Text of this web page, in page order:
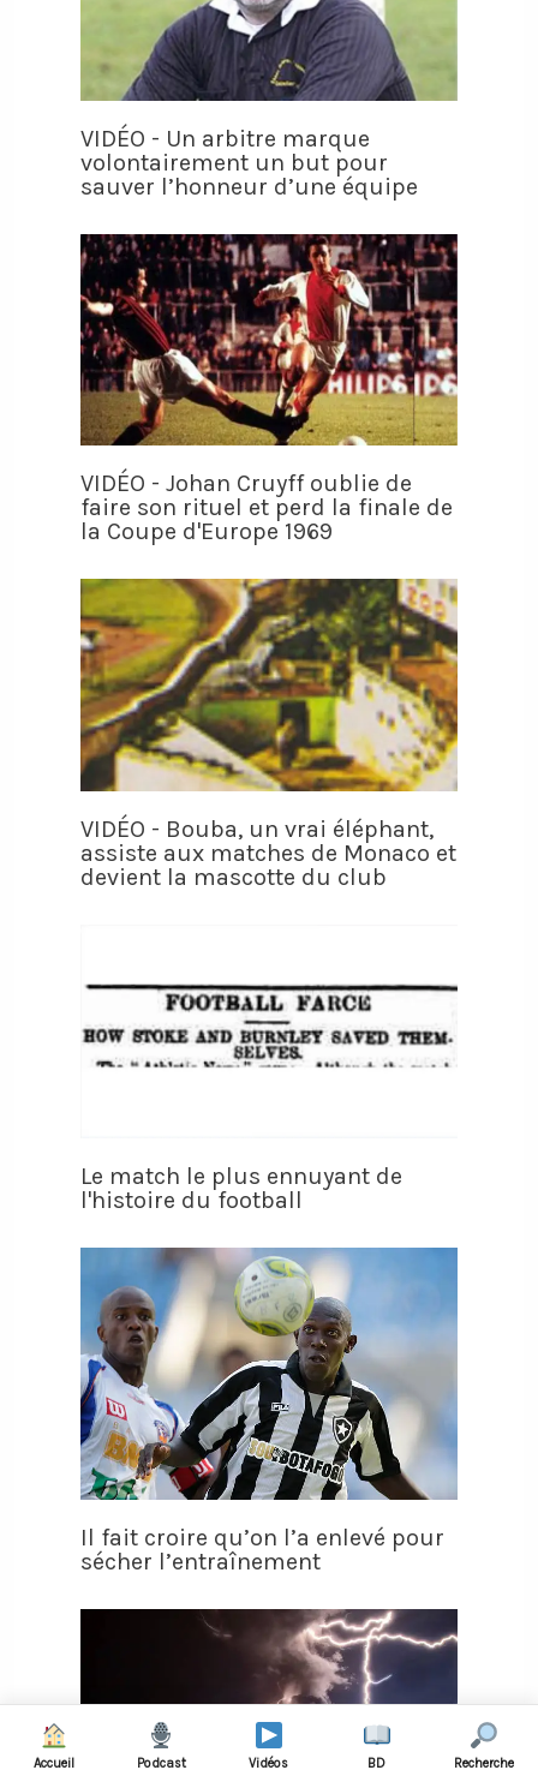
VIDÉO - Un arbitre marque
volontairement un but pour
sauver l’honneur d’une équipe
VIDÉO - Johan Cruyff oublie de
faire son rituel et perd la finale de
la Coupe d'Europe 1969
VIDÉO - Bouba, un vrai éléphant,
assiste aux matches de Monaco et
devient la mascotte du club
Le match le plus ennuyant de
l'histoire du football
Il fait croire qu’on l’a enlevé pour
sécher l’entraînement
Accueil Podcast Vidéos BD Recherche